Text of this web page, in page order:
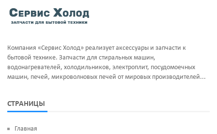
Компания «Сервис Холод» реализует аксессуары и запчасти к
бытовой технике. Запчасти для стиральных машин,
водонагревателей, холодильников, электроплит, посудомоечных
машин, печей, микроволновых печей от мировых производителей...
СТРАНИЦЫ
Главная